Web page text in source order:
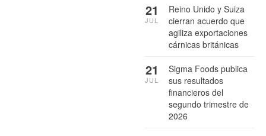
Reino Unido y Suiza
cierran acuerdo que
agiliza exportaciones
cárnicas británicas
21
JUL
Sigma Foods publica
sus resultados
financieros del
segundo trimestre de
2026
21
JUL